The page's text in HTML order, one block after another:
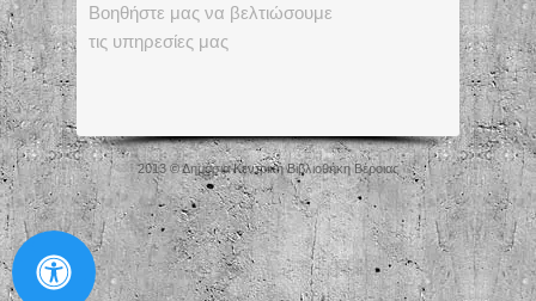
Βοηθήστε μας να βελτιώσουμε
τις υπηρεσίες μας
2013 © Δημόσια Κεντρική Βιβλιοθήκη Βέροιας